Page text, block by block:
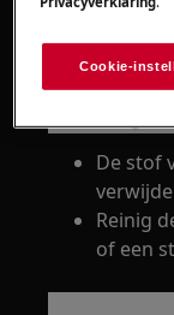
De stof
Reinig
of een
Cookie-